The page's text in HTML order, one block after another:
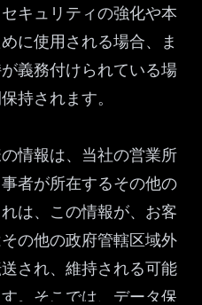
キュリティの強化や本
に使用される場合、ま
義務付けられている場
持されます。
情報は、当社の営業所
者が所在するその他の
は、この情報が、お客
の他の政府管轄区域外
され、維持される可能
。そこでは、データ保